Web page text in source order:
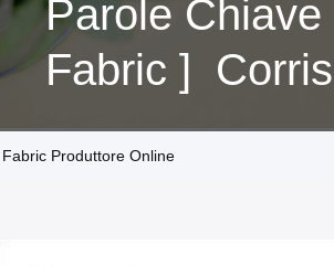
Parole
Fabric ]
Produttore Online